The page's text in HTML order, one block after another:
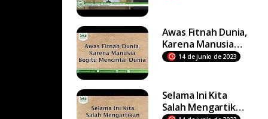
Awas Fitnah Dunia,
Karena Manusia
Begitu Mencintai
14 de junio de 2023
Selama Ini Kita
Salah Mengartikan